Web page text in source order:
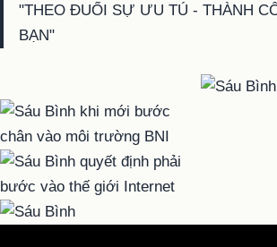
"THEO ĐUỔI SỰ ƯU TÚ - THÀNH
BẠN"